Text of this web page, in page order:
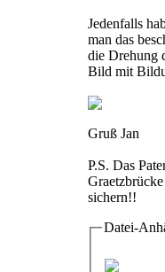
Jedenfalls
man das
die Drehung
Bild mit
Gruß Jan
P.S. Das
sichern!!
Datei-